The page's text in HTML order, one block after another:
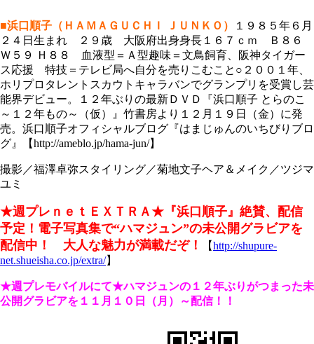
■浜口順子（ＨＡＭＡＧＵＣＨＩ ＪＵＮＫＯ）
１９８５年６月
２４日生まれ ２９歳 大阪府出身身長１６７ｃｍ Ｂ８６
Ｗ５９ Ｈ８８ 血液型＝Ａ型趣味＝文鳥飼育、阪神タイガー
ス応援 特技＝テレビ局へ自分を売りこむこと○２００１年、
ホリプロタレントスカウトキャラバンでグランプリを受賞し芸
能界デビュー。１２年ぶりの最新ＤＶＤ『浜口順子 とらのこ
～１２年もの～（仮）』竹書房より１２月１９日（金）に発
売。浜口順子オフィシャルブログ『はまじゅんのいちびりブロ
グ』【http://ameblo.jp/hama-jun/】
撮影／福澤卓弥スタイリング／菊地文子ヘア＆メイク／ツジマ
ユミ
★週プレｎｅｔＥＸＴＲＡ★ 『浜口順子』絶賛、配信
予定！ 電子写真集で“ハマジュン”の未公開グラビアを
配信中！ 大人な魅力が満載だぞ！
【http://shupure-
net.shueisha.co.jp/extra/】
★週プレモバイルにて★ハマジュンの１２年ぶりがつまった未
公開グラビアを １１月１０日（月）～配信！！